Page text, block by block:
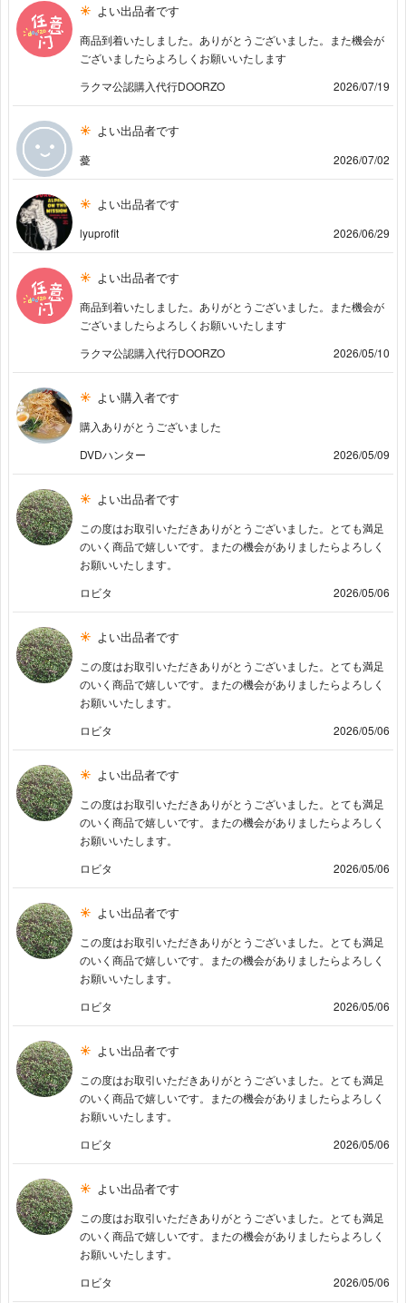
よい出品者です
商品到着いたしました。ありがとうございました。また機会が
ございましたらよろしくお願いいたします
ラクマ公認購入代行DOORZO
2026/07/19
よい出品者です
薆 2026/07/02
よい出品者です
lyuprofit 2026/06/29
よい出品者です
商品到着いたしました。ありがとうございました。また機会が
ございましたらよろしくお願いいたします
ラクマ公認購入代行DOORZO
2026/05/10
よい購入者です
購入ありがとうございました
DVDハンター
2026/05/09
よい出品者です
この度はお取引いただきありがとうございました。とても満足
のいく商品で嬉しいです。またの機会がありましたらよろしく
お願いいたします。
ロビタ
2026/05/06
よい出品者です
この度はお取引いただきありがとうございました。とても満足
のいく商品で嬉しいです。またの機会がありましたらよろしく
お願いいたします。
ロビタ
2026/05/06
よい出品者です
この度はお取引いただきありがとうございました。とても満足
のいく商品で嬉しいです。またの機会がありましたらよろしく
お願いいたします。
ロビタ
2026/05/06
よい出品者です
この度はお取引いただきありがとうございました。とても満足
のいく商品で嬉しいです。またの機会がありましたらよろしく
お願いいたします。
ロビタ
2026/05/06
よい出品者です
この度はお取引いただきありがとうございました。とても満足
のいく商品で嬉しいです。またの機会がありましたらよろしく
お願いいたします。
ロビタ
2026/05/06
よい出品者です
この度はお取引いただきありがとうございました。とても満足
のいく商品で嬉しいです。またの機会がありましたらよろしく
お願いいたします。
ロビタ
2026/05/06